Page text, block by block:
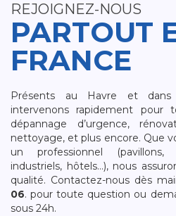
REJOIGNEZ-NOUS
PARTOUT
FRANCE
Présents au Havre et
intervenons rapidement pour
dépannage d’urgence,
nettoyage, et plus encore. Que
un professionnel (pavillons,
industriels, hôtels…), nous
qualité. Contactez-nous dès
06. pour toute question ou
sous 24h.